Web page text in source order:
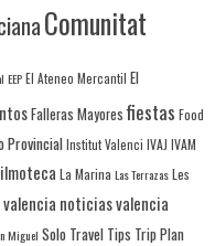
Comunitat
EEP El Ateneo Mercantil El
Falleras Mayoresfiestas Food
Provincial Institut Valenci IVAJ IVAM
La Marina Las Terrazas Les
noticias valencia
Miguel Solo Travel Tips Trip Plan